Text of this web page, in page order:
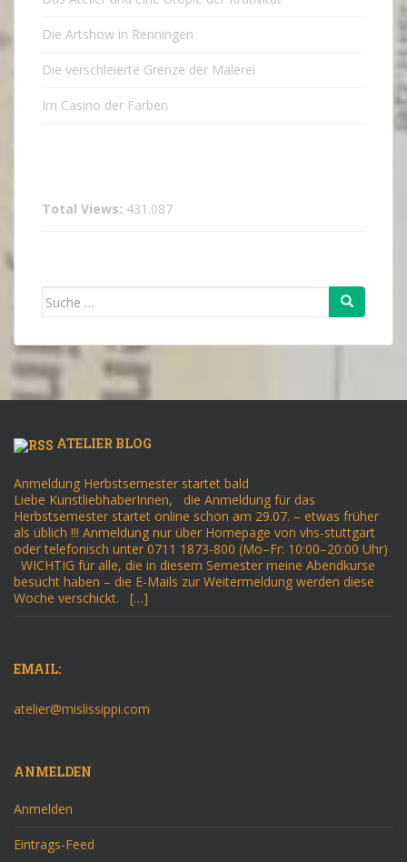
Die Artshow in Renningen
Die verschleierte Grenze der Malerei
Im Casino der Farben
Total Views: 431.087
Suche
ATELIER BLOG
Anmeldung Herbstsemester startet bald
Liebe KunstliebhaberInnen, die Anmeldung für das
Herbstsemester startet online schon am 29.07. – etwas früher
als üblich !!! Anmeldung nur über Homepage von vhs-stuttgart
oder telefonisch unter 0711 1873-800 (Mo–Fr: 10:00–20:00 Uhr)
WICHTIG für alle, die in diesem Semester meine Abendkurse
besucht haben – die E-Mails zur Weitermeldung werden diese
Woche verschickt. […]
EMAIL:
atelier@mislissippi.com
ANMELDEN
Anmelden
Eintrags-Feed